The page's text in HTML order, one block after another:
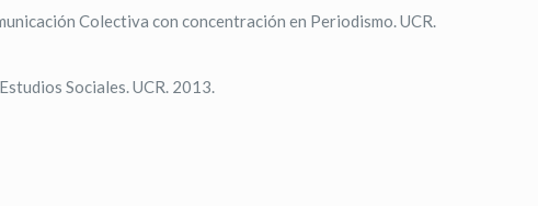
Colectiva con concentración en Periodismo. UCR.
Sociales. UCR. 2013.